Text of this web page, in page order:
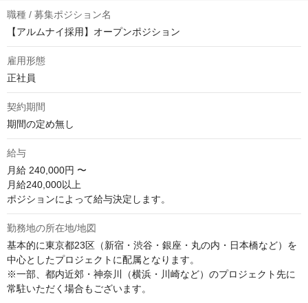
職種 / 募集ポジション名
【アルムナイ採用】オープンポジション
雇用形態
正社員
契約期間
期間の定め無し
給与
月給 240,000円 〜
月給240,000以上
ポジションによって給与決定します。
勤務地の所在地/地図
基本的に東京都23区（新宿・渋谷・銀座・丸の内・日本橋など）を
中心としたプロジェクトに配属となります。
※一部、都内近郊・神奈川（横浜・川崎など）のプロジェクト先に
常駐いただく場合もございます。